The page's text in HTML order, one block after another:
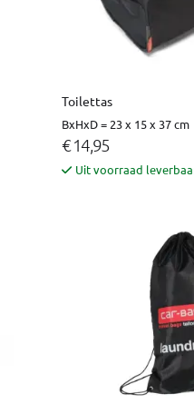
Toilettas
BxHxD = 23 x 15 x 37 cm
€ 14,95
Uit voorraad